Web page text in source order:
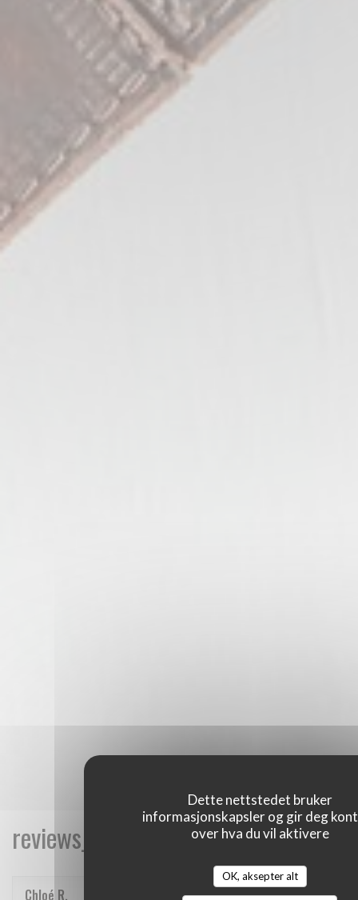
Dette nettstedet bruker
informasjonskapsler og gir deg
over hva du vil aktivere
OK, aksepter alt
Chloé R